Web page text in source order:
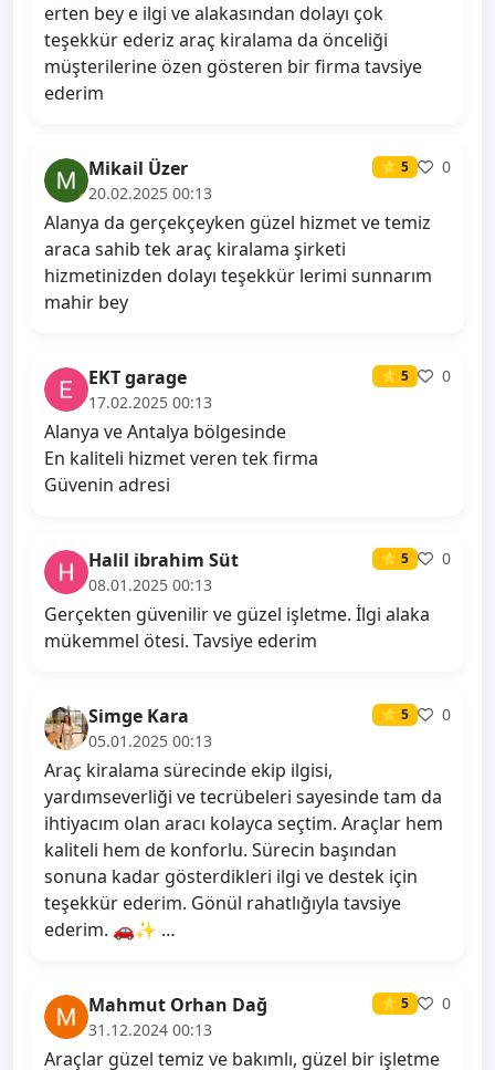
erten bey e ilgi ve alakasından dolayı çok
teşekkür ederiz araç kiralama da önceliği
müşterilerine özen gösteren bir firma tavsiye
ederim
Mikail Üzer ⭐ 5
0
20.02.2025 00:13
Alanya da gerçekçeyken güzel hizmet ve temiz
araca sahib tek araç kiralama şirketi
hizmetinizden dolayı teşekkür lerimi sunnarım
mahir bey
EKT garage ⭐ 5
0
17.02.2025 00:13
Alanya ve Antalya bölgesinde
En kaliteli hizmet veren tek firma
Güvenin adresi
Halil ibrahim Süt ⭐ 5
0
08.01.2025 00:13
Gerçekten güvenilir ve güzel işletme. İlgi alaka
mükemmel ötesi. Tavsiye ederim
Simge Kara ⭐ 5
0
05.01.2025 00:13
Araç kiralama sürecinde ekip ilgisi,
yardımseverliği ve tecrübeleri sayesinde tam da
ihtiyacım olan aracı kolayca seçtim. Araçlar hem
kaliteli hem de konforlu. Sürecin başından
sonuna kadar gösterdikleri ilgi ve destek için
teşekkür ederim. Gönül rahatlığıyla tavsiye
ederim. 🚗✨ …
Mahmut Orhan Dağ ⭐ 5
0
31.12.2024 00:13
Araçlar güzel temiz ve bakımlı, güzel bir işletme